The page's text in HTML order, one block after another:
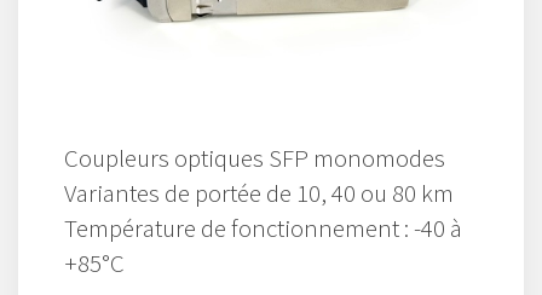
Coupleurs optiques SFP monomodes
Variantes de portée de 10, 40 ou 80 km
Température de fonctionnement : -40 à
+85°C